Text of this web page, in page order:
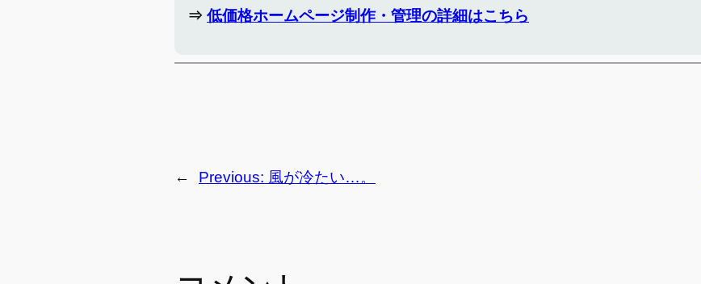
⇒ 低価格ホームページ制作・管理の詳細はこちら
← Previous: 風が冷たい…。